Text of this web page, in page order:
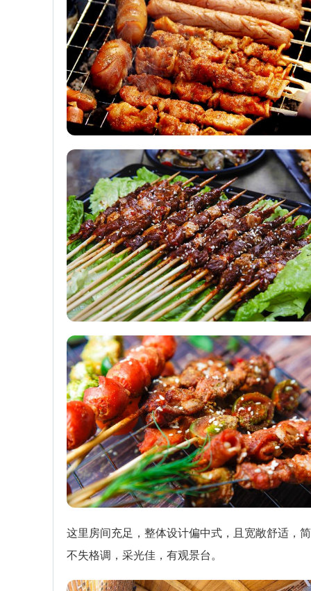
这里房间充足，整体设计偏中式，且宽敞舒适，
不失格调，采光佳，有观景台。